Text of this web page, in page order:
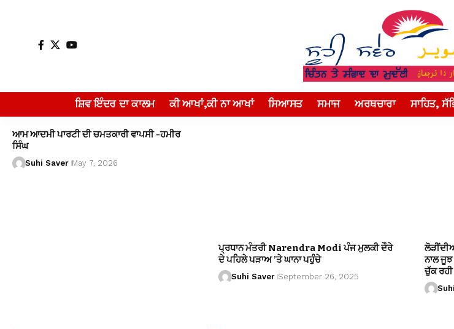
ਸ਼ਿਵ ਇੰਦਰ ਦਾ ਕਾਲਮ ਕੀ ਆਖਾਂ,ਕੀ ਨਾ ਆਖਾਂ ਸਿਆਸਤ ਸਮਾਜ ਅਰਥਚਾਰਾ ਸਾਹਿਤ,
ਆਮ ਆਦਮੀ ਪਾਰਟੀ ਦੀ ਚਮਤਕਾਰੀ ਵਾਪਸੀ -ਹਮੀਰ
ਸਿੰਘ
Suhi Saver May 7, 2026
ਪ੍ਰਧਾਨ ਮੰਤਰੀ Narendra Modi ਪੰਜ ਮੁਲਕੀ ਦੌਰੇ
ਦੇ ਪਹਿਲੇ ਪੜਾਅ ’ਤੇ ਘਾਨਾ ਪਹੁੰਚੇ
Suhi Saver September 26, 2025
ਨਾਲ
ਚੁੱਕ